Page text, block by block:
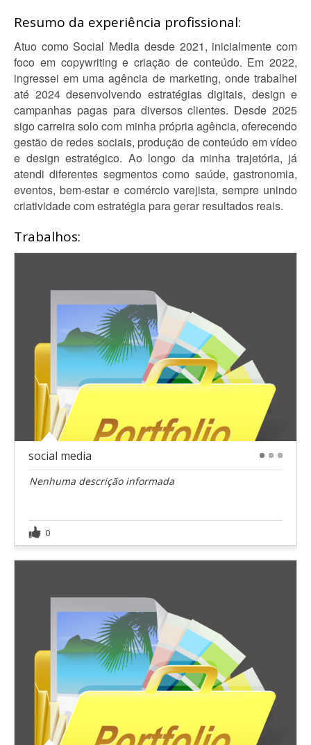
Resumo da experiência profissional:
Atuo como Social Media desde 2021, inicialmente com
foco em copywriting e criação de conteúdo. Em 2022,
ingressei em uma agência de marketing, onde trabalhei
até 2024 desenvolvendo estratégias digitais, design e
campanhas pagas para diversos clientes. Desde 2025
sigo carreira solo com minha própria agência, oferecendo
gestão de redes sociais, produção de conteúdo em vídeo
e design estratégico. Ao longo da minha trajetória, já
atendi diferentes segmentos como saúde, gastronomia,
eventos, bem-estar e comércio varejista, sempre unindo
criatividade com estratégia para gerar resultados reais.
Trabalhos:
social media
Nenhuma descrição informada
0